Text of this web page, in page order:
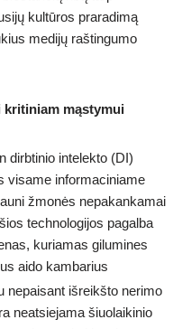
kultūros praradimą
medijų raštingumo
kritiniam mąstymui
dirbtinio intelekto (DI)
visame informaciniame
žmonės nepakankamai
technologijos pagalba
kuriamas gilumines
aido kambarius
nepaisant išreikšto nerimo
neatsiejama šiuolaikinio